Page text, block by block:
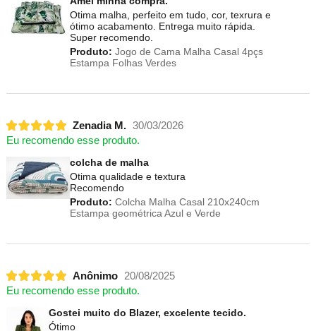
Otima malha, perfeito em tudo, cor, texrura e
ótimo acabamento. Entrega muito rápida.
Super recomendo.
Produto: Jogo de Cama Malha Casal 4pçs
Estampa Folhas Verdes
Zenadia M. 30/03/2026
Eu recomendo esse produto.
colcha de malha
Otima qualidade e textura
Recomendo
Produto: Colcha Malha Casal 210x240cm
Estampa geométrica Azul e Verde
Anônimo
20/08/2025
Eu recomendo esse produto.
Gostei muito do Blazer, excelente tecido.
Ótimo